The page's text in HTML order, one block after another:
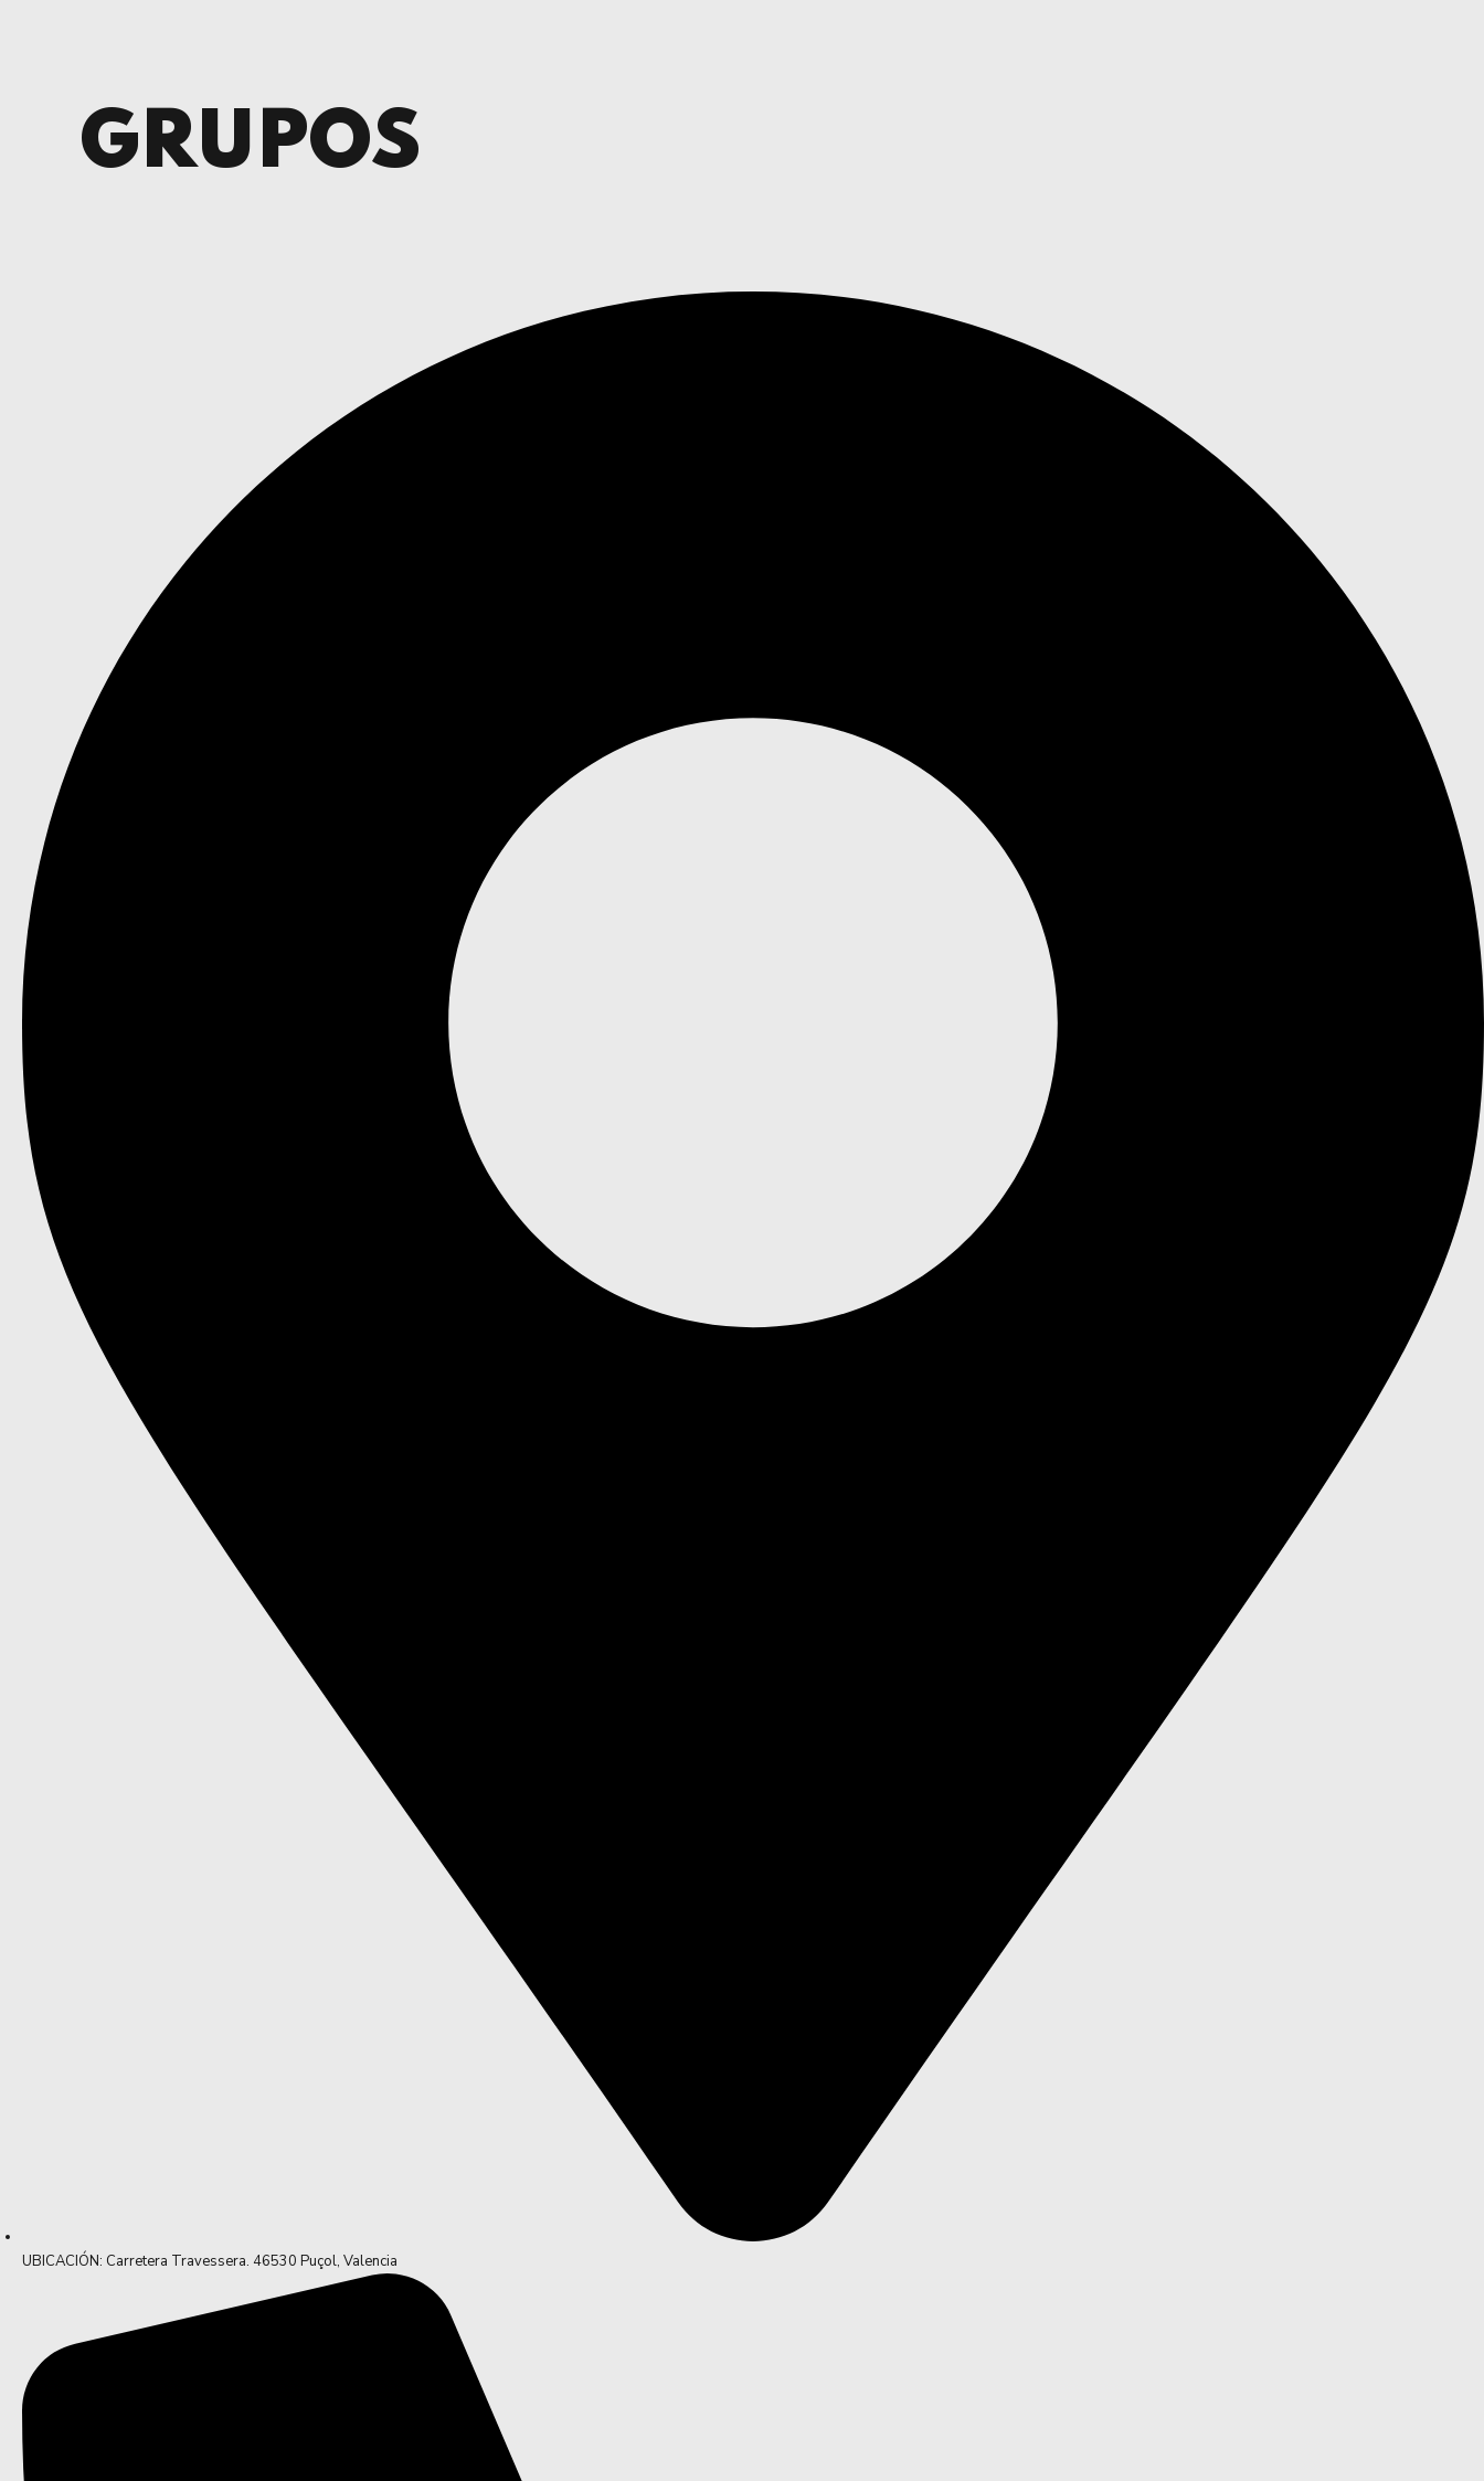
GRUPOS
UBICACIÓN: Carretera Travessera. 46530 Puçol, Valencia